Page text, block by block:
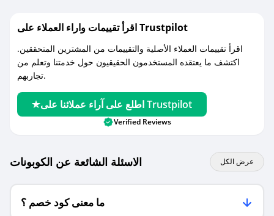
اقرأ تقييمات واراء العملاء على Trustpilot
اقرأ تقييمات العملاء الأصلية والتقييمات من المشترين المتحققين.
اكتشف ما يعتقده المستخدمون الحقيقيون حول خدمتنا وتعلم من
تجاربهم.
اطلع على آراء عملائنا على Trustpilot
Verified Reviews
الاسئلة الشائعة عن الكوبونات عرض الكل
ما معنى كود خصم ؟